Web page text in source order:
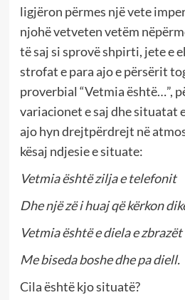
ligjëron përmes një vete
njohë vetveten vetëm
të saj si sprovë shpirti, jete e
strofat e para ajo e përsërit
proverbial “Vetmia është…”,
variacionet e saj dhe situatat
ajo hyn drejtpërdrejt në
kësaj ndjesie e situate:
Vetmia është zilja e telefonit
Dhe një zë i huaj që kërkon
Vetmia është e diela e zbrazët
Me biseda boshe dhe pa diell.
Cila është kjo situatë?